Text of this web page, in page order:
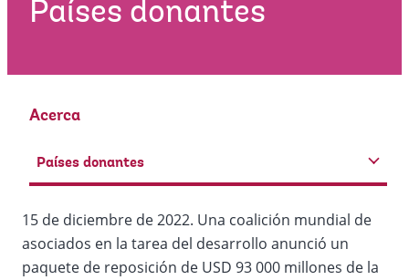
Países donantes
Acerca
Países donantes
15 de diciembre de 2022. Una coalición mundial de
asociados en la tarea del desarrollo anunció un
paquete de reposición de USD 93 000 millones de la